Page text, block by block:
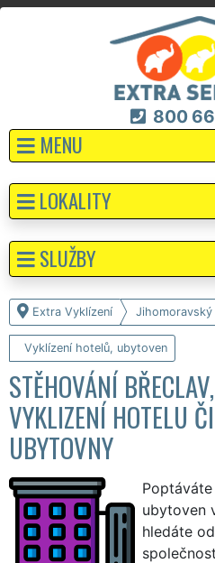
800
MENU
Extra Vyklízení Jihomoravský
Vyklízení hotelů, ubytoven
STĚHOVÁNÍ BŘECLAV,
VYKLIZENÍ HOTELU ČI
UBYTOVNY
ubytoven
hledáte
LOKALITY
SLUŽBY